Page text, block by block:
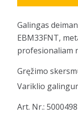
Galingas
EBM33FNT,
profesionaliam
Gręžimo
Variklio
Art. Nr.: